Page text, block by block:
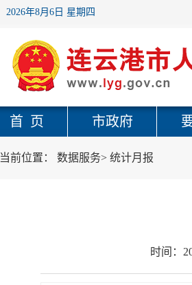
2026年8月6日 星期四
首 页 市政府
当前位置： 数据服务> 统计月报
时间：